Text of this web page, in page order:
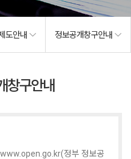
도안내 정보공개창구안내
창구안내
정부 정보공